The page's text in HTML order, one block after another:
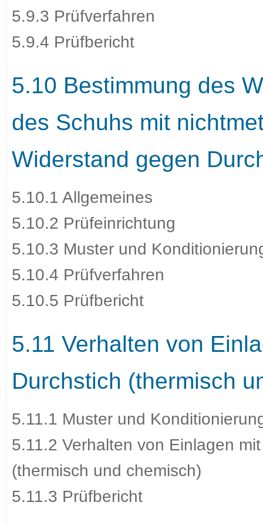
5.9.3 Prüfverfahren
5.9.4 Prüfbericht
5.10 Bestimmung des
des Schuhs mit
Widerstand gegen
5.10.1 Allgemeines
5.10.2 Prüfeinrichtung
5.10.3 Muster und
5.10.4 Prüfverfahren
5.10.5 Prüfbericht
5.11 Verhalten von
Durchstich (thermisch
5.11.1 Muster und
5.11.2 Verhalten von Einlagen
(thermisch und chemisch)
5.11.3 Prüfbericht